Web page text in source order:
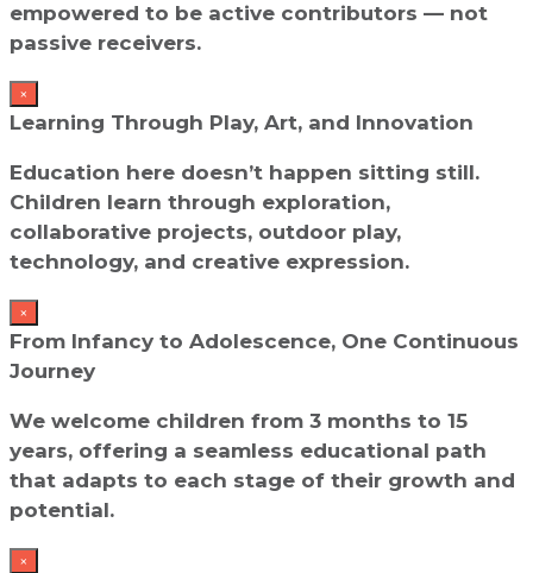
empowered to be active contributors — not
passive receivers.
×
Learning Through Play, Art, and Innovation
Education here doesn’t happen sitting still.
Children learn through exploration,
collaborative projects, outdoor play,
technology, and creative expression.
×
From Infancy to Adolescence, One Continuous
Journey
We welcome children from 3 months to 15
years, offering a seamless educational path
that adapts to each stage of their growth and
potential.
×